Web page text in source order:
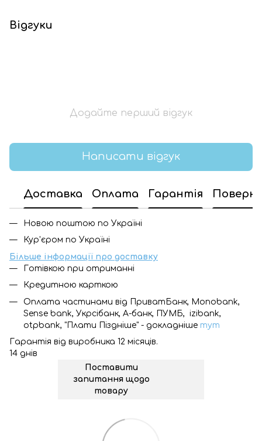
Відгуки
Додайте перший відгук
Написати відгук
Доставка Оплата Гарантія
Новою поштою по Україні
Кур'єром по Україні
Більше інформації про доставку
Готівкою при отриманні
Кредитною карткою
Оплата частинами від ПриватБанк, Monobank,
Sense bank, Укрсібанк, А-банк, ПУМБ, izibank,
otpbank, "Плати Піздніше" - докладніше тут
Гарантія від виробника 12 місяців.
14 днів
Поставити
запитання щодо
товару